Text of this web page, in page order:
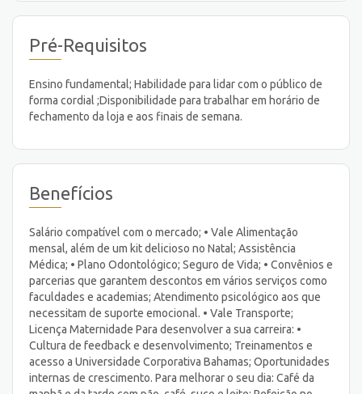
Pré-Requisitos
Ensino fundamental; Habilidade para lidar com o público de
forma cordial ;Disponibilidade para trabalhar em horário de
fechamento da loja e aos finais de semana.
Benefícios
Salário compatível com o mercado; • Vale Alimentação
mensal, além de um kit delicioso no Natal; Assistência
Médica; • Plano Odontológico; Seguro de Vida; • Convênios e
parcerias que garantem descontos em vários serviços como
faculdades e academias; Atendimento psicológico aos que
necessitam de suporte emocional. • Vale Transporte;
Licença Maternidade Para desenvolver a sua carreira: •
Cultura de feedback e desenvolvimento; Treinamentos e
acesso a Universidade Corporativa Bahamas; Oportunidades
internas de crescimento. Para melhorar o seu dia: Café da